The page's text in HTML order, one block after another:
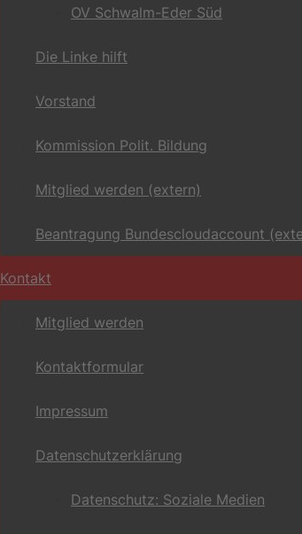
OV Schwalm-Eder Süd
Die Linke hilft
Vorstand
Kommission Polit. Bildung
Mitglied werden (extern)
Beantragung Bundescloudaccount
Kontakt
Mitglied werden
Kontaktformular
Impressum
Datenschutzerklärung
Datenschutz: Soziale Medien